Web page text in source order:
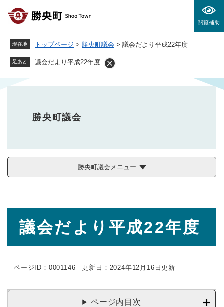
閲覧補助
現在地 トップページ > 勝央町議会 > 議会だより平成22年度
足あと 議会だより平成22年度
勝央町議会
勝央町議会メニュー
議会だより平成22年度
ページID：0001146 更新日：2024年12月16日更新
ページ内目次